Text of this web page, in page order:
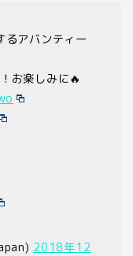
るアバンティー
お楽しみに🔥
2018年12